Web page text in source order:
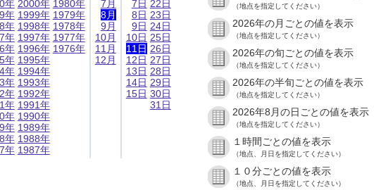
年
年
年
年
年
年
年
年
年
年
年
年
年
年
2000年
1999年
1998年
1997年
1996年
1995年
1994年
1993年
1992年
1991年
1990年
1989年
1988年
1987年
1980年
1979年
1978年
1977年
1976年
7月
8月
9月
10月
11月
12月
7日
8日
9日
10日
11日
12日
13日
14日
15日
22日
23日
24日
25日
26日
27日
28日
29日
30日
31日
（地点を指定してください）
2026年の月ごとの値を表示
（地点を指定してください）
2026年の旬ごとの値を表示
（地点を指定してください）
2026年の半旬ごとの値を表示
（地点を指定してください）
2026年8月の日ごとの値を表示
（地点を指定してください）
１時間ごとの値を表示
（地点、月日を指定してください）
１０分ごとの値を表示
（地点、月日を指定してください）